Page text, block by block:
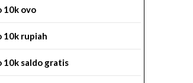
10k ovo
10k rupiah
10k saldo gratis